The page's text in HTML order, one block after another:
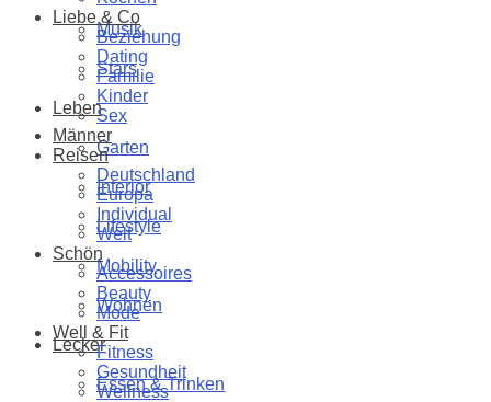
Musik
Stars
Leben
Garten
Interior
Lifestyle
Mobility
Wohnen
Lecker
Essen & Trinken
Liebe & Co
Beziehung
Dating
Familie
Kinder
Sex
Männer
Reisen
Deutschland
Europa
Individual
Welt
Schön
Accessoires
Beauty
Mode
Well & Fit
Fitness
Gesundheit
Wellness